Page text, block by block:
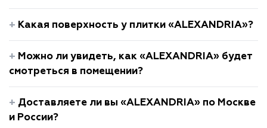
Какая поверхность у плитки «ALEXANDRIA»?
Можно ли увидеть, как «ALEXANDRIA» будет
смотреться в помещении?
Доставляете ли вы «ALEXANDRIA» по Москве
и России?